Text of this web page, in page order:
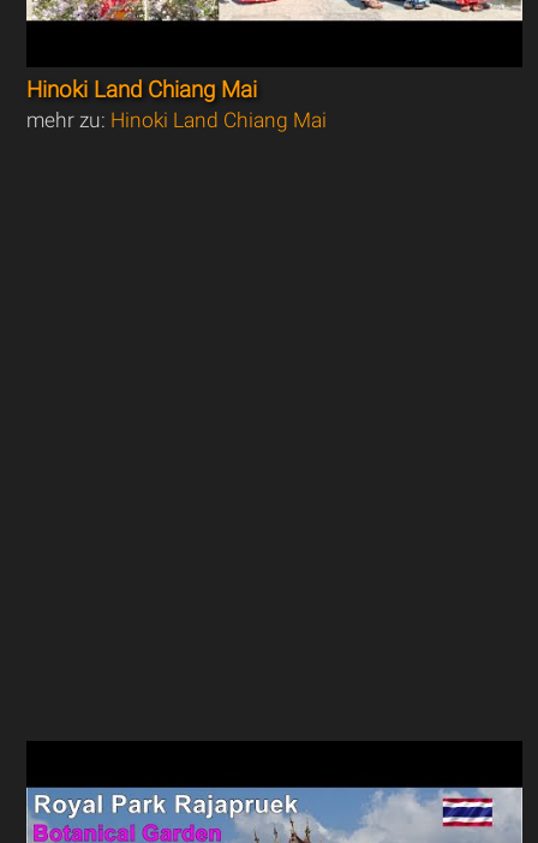
Hinoki Land Chiang Mai
mehr zu: Hinoki Land Chiang Mai